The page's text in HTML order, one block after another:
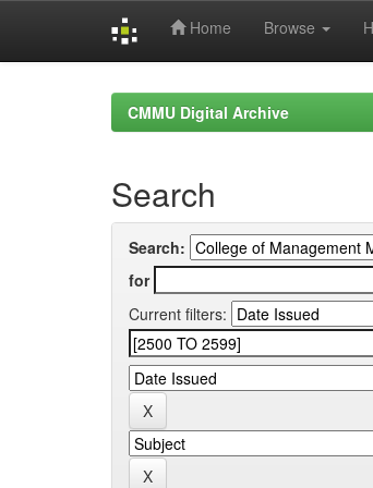
Home Browse
CMMU Digital Archive
Search
Search:
for
Current filters: